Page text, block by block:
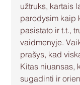
užtruks, kartais
parodysim kaip
pasistato ir t.t.,
vaidmenyje.
prašys, kad
Kitas niuansas,
sugadinti ir